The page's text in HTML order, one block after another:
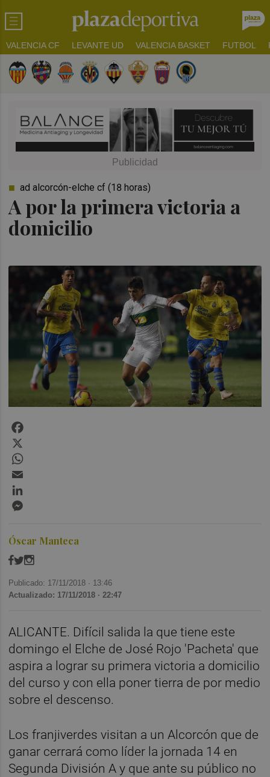
VALENCIA CF LEVANTE UD VALENCIA BASKET FUTBOL
A por la primera victoria a
domicilio
ad alcorcón-elche cf (18 horas)
Óscar Manteca
Publicado: 17/11/2018 · 13:46
Actualizado: 17/11/2018 · 22:47
ALICANTE. Difícil salida la que tiene este
domingo el Elche de José Rojo 'Pacheta' que
aspira a lograr su primera victoria a domicilio
del curso y con ella poner tierra de por medio
sobre el descenso.
Los franjiverdes visitan a un Alcorcón que de
ganar cerrará como líder la jornada 14 en
Segunda División A y que ante su público no